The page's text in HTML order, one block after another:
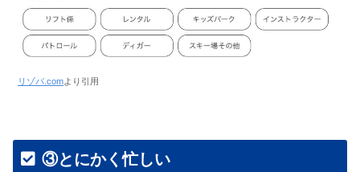
リゾバ.comより引用
③とにかく忙しい